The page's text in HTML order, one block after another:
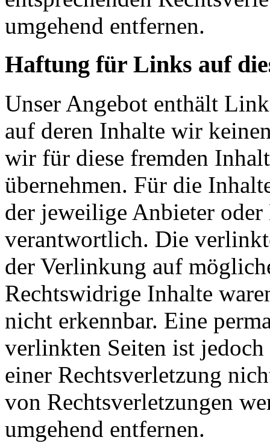
umgehend entfernen.
Haftung für Links auf
Unser Angebot enthält
auf deren Inhalte wir
wir für diese fremden
übernehmen. Für die
der jeweilige Anbieter oder
verantwortlich. Die
der Verlinkung auf
Rechtswidrige Inhalte
nicht erkennbar. Eine
verlinkten Seiten ist
einer Rechtsverletzung
von Rechtsverletzungen
umgehend entfernen.